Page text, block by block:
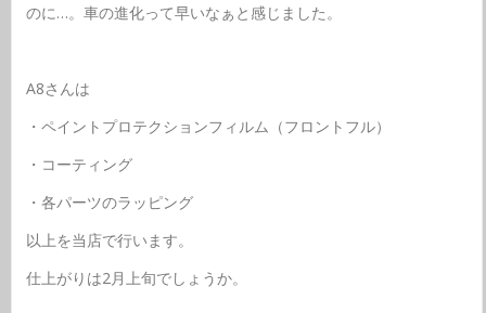
のに…。車の進化って早いなぁと感じました。
A8さんは
・ペイントプロテクションフィルム（フロントフル）
・コーティング
・各パーツのラッピング
以上を当店で行います。
仕上がりは2月上旬でしょうか。